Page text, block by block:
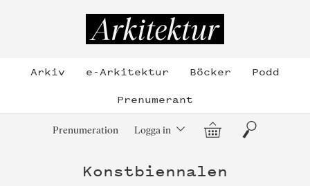
Arkiv e-Arkitektur Böcker
Podd
Prenumerant
Prenumeration Logga in Varukorg
Sök
Konstbiennalen